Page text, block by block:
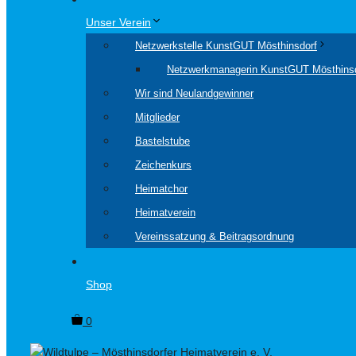
Unser Verein
Netzwerkstelle KunstGUT Mösthinsdorf
Netzwerkmanagerin KunstGUT
Wir sind Neulandgewinner
Mitglieder
Bastelstube
Zeichenkurs
Heimatchor
Heimatverein
Vereinssatzung & Beitragsordnung
Shop
0